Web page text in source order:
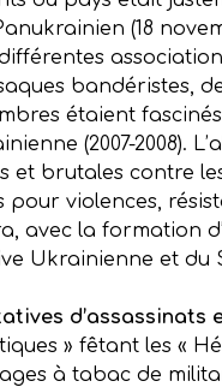
(18
bandéristes,
étaient
(2007-2008).
brutales contre
violences,
avec la formation
Ukrainienne et du
d’assassinats
» fêtant les «
à tabac de